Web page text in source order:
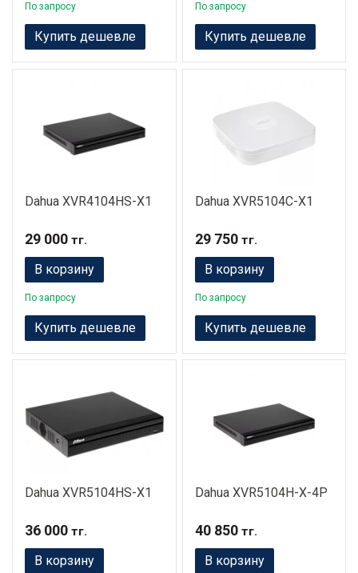
По запросу
Купить дешевле
По запросу
Купить дешевле
Dahua XVR4104HS-X1
29 000 тг.
В корзину
По запросу
Купить дешевле
Dahua XVR5104C-X1
29 750тг.
В корзину
По запросу
Купить дешевле
Dahua XVR5104HS-X1
36 000 тг.
В корзину
Dahua XVR5104H-X-4P
40 850тг.
В корзину